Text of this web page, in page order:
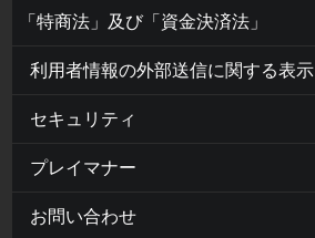
「特商法」及び「資金決済法」
利用者情報の外部送信に関する表示
セキュリティ
プレイマナー
お問い合わせ